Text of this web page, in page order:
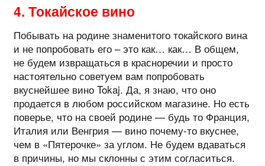
4. Токайское вино
Побывать на родине знаменитого токайского вина
и не попробовать его – это как… как… В общем,
не будем извращаться в красноречии и просто
настоятельно советуем вам попробовать
вкуснейшее вино Tokaj. Да, я знаю, что оно
продается в любом российском магазине. Но есть
поверье, что на своей родине — будь то Франция,
Италия или Венгрия — вино почему-то вкуснее,
чем в «Пятерочке» за углом. Не будем вдаваться
в причины, но мы склонны с этим согласиться.